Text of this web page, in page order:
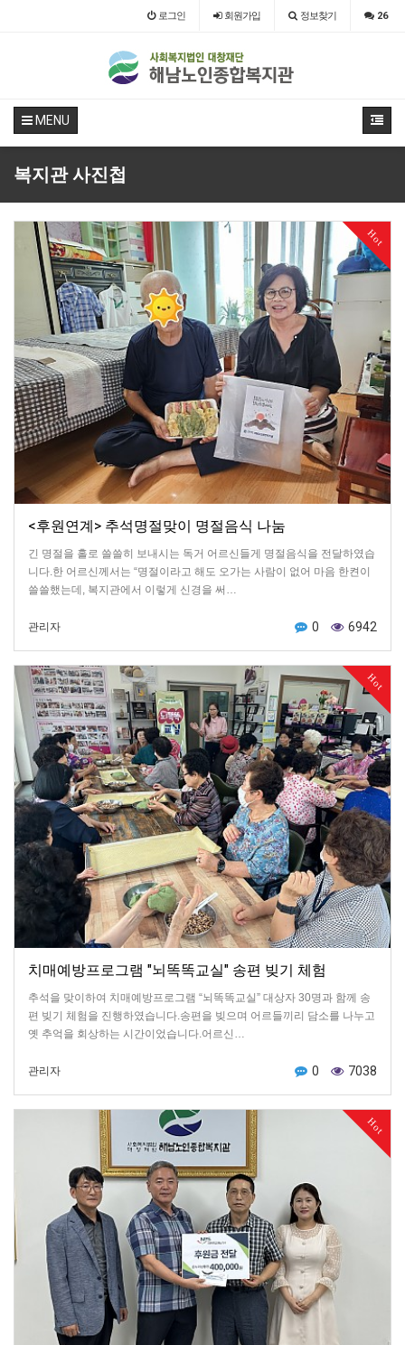
로그인 회원가입 정보찾기 26
MENU
복지관 사진첩
Hot
<후원연계> 추석명절맞이 명절음식 나눔
긴 명절을 홀로 쓸쓸히 보내시는 독거 어르신들게 명절음식을 전달하였습
니다.한 어르신께서는 “명절이라고 해도 오가는 사람이 없어 마음 한켠이
쓸쓸했는데, 복지관에서 이렇게 신경을 써…
관리자 0 6942
Hot
치매예방프로그램 "뇌똑똑교실" 송편 빚기 체험
추석을 맞이하여 치매예방프로그램 “뇌똑똑교실” 대상자 30명과 함께 송
편 빚기 체험을 진행하였습니다.송편을 빚으며 어르들끼리 담소를 나누고
옛 추억을 회상하는 시간이었습니다.어르신…
관리자 0 7038
Hot